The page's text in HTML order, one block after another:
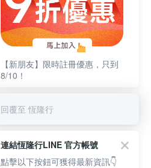
【新朋友】限時註冊優惠，只到
8/10！
回覆至 恆隆行
連結恆隆行LINE 官方帳號
點擊以下按鈕可獲得最新資訊👇